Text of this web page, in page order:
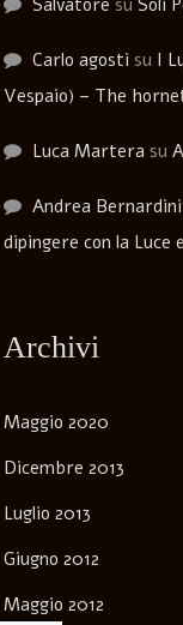
Salvatore su Soli
Carlo agosti su I
Vespaio) – The
Luca Marterasu
Andrea Bernardini
dipingere con la Luce
Archivi
Maggio 2020
Dicembre 2013
Luglio 2013
Giugno 2012
Maggio 2012